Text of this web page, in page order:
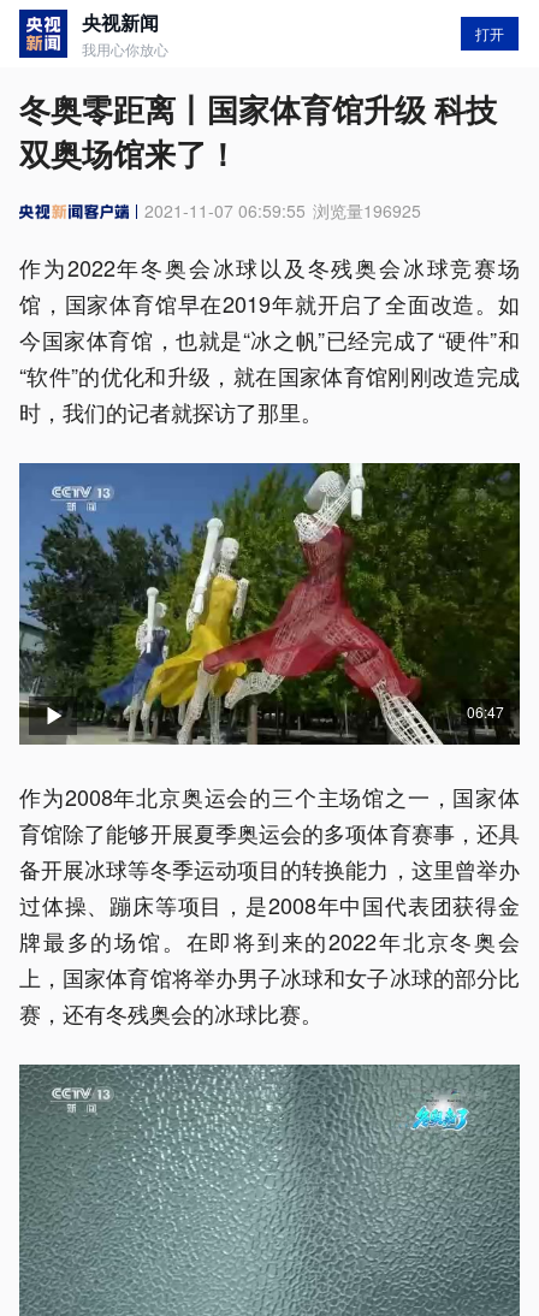
央视新闻
我用心你放心
打开
冬奥零距离丨国家体育馆升级 科技
双奥场馆来了！
2021-11-07 06:59:55 浏览量196925
作为2022年冬奥会冰球以及冬残奥会冰球竞赛场
馆，国家体育馆早在2019年就开启了全面改造。如
今国家体育馆，也就是“冰之帆”已经完成了“硬件”和
“软件”的优化和升级，就在国家体育馆刚刚改造完成
时，我们的记者就探访了那里。
06:47
作为2008年北京奥运会的三个主场馆之一，国家体
育馆除了能够开展夏季奥运会的多项体育赛事，还具
备开展冰球等冬季运动项目的转换能力，这里曾举办
过体操、蹦床等项目，是2008年中国代表团获得金
牌最多的场馆。在即将到来的2022年北京冬奥会
上，国家体育馆将举办男子冰球和女子冰球的部分比
赛，还有冬残奥会的冰球比赛。